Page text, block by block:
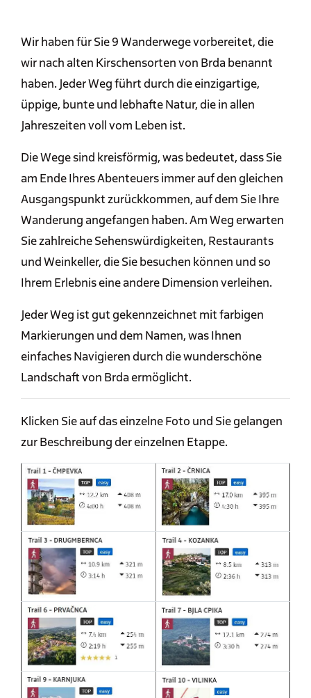
Wir haben für Sie 9 Wanderwege vorbereitet, die
wir nach alten Kirschensorten von Brda benannt
haben. Jeder Weg führt durch die einzigartige,
üppige, bunte und lebhafte Natur, die in allen
Jahreszeiten voll vom Leben ist.
Die Wege sind kreisförmig, was bedeutet, dass Sie
am Ende Ihres Abenteuers immer auf den gleichen
Ausgangspunkt zurückkommen, auf dem Sie Ihre
Wanderung angefangen haben. Am Weg erwarten
Sie zahlreiche Sehenswürdigkeiten, Restaurants
und Weinkeller, die Sie besuchen können und so
Ihrem Erlebnis eine andere Dimension verleihen.
Jeder Weg ist gut gekennzeichnet mit farbigen
Markierungen und dem Namen, was Ihnen
einfaches Navigieren durch die wunderschöne
Landschaft von Brda ermöglicht.
Klicken Sie auf das einzelne Foto und Sie gelangen
zur Beschreibung der einzelnen Etappe.